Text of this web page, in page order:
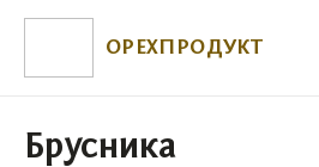
ОРЕХПРОДУКТ
Брусника